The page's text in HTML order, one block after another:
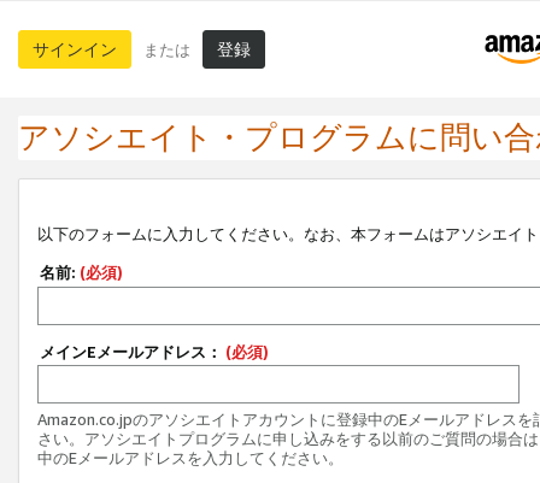
サインイン または 登録
アソシエイト・プログラムに問い
以下のフォームに入力してください。なお、本フォームはアソシエイ
名前: (必須)
メインEメールアドレス： (必須)
Amazon.co.jpのアソシエイトアカウントに登録中のEメールアドレスを
さい。アソシエイトプログラムに申し込みをする以前のご質問の場合
中のEメールアドレスを入力してください。